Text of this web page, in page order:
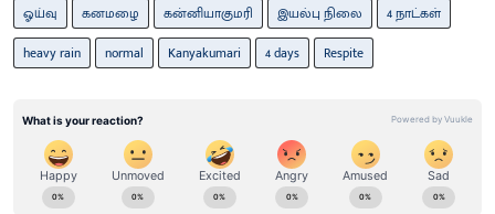
ஓய்வு கனமழை கன்னியாகுமரி இயல்பு நிலை
4 நாட்கள்
heavy rain
normal Kanyakumari 4 days Respite